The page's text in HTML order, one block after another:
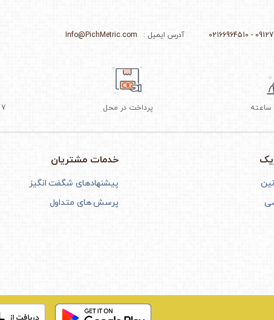
آدرس ایمیل : Info@PichMetric.com
پرداخت در محل 7 روز ضمانت بازگشت
خدمات مشتریان
پیشنهادهای شگفت انگیز
پرسش های متداول